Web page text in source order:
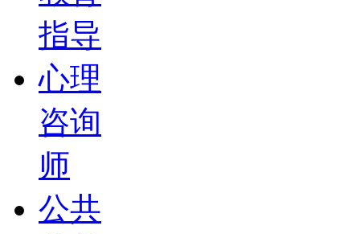
指导
心理
咨询
师
公共